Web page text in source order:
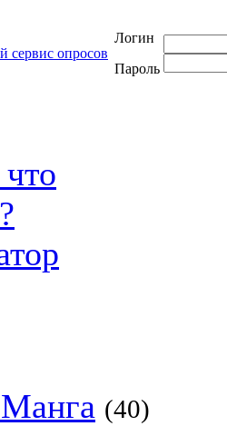
Логин
Пароль
(40)